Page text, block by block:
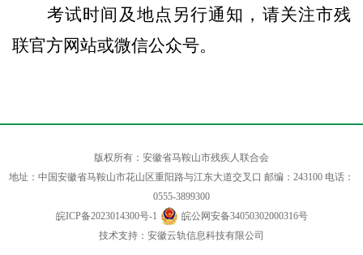
考试时间及地点另行通知，请关注市残
联官方网站或微信公众号。
版权所有：安徽省马鞍山市残疾人联合会
地址：中国安徽省马鞍山市花山区重阳路与江东大道交叉口 邮编：243100 电话：
0555-3899300
皖ICP备2023014300号-1
皖公网安备34050302000316号
技术支持：安徽云轨信息科技有限公司